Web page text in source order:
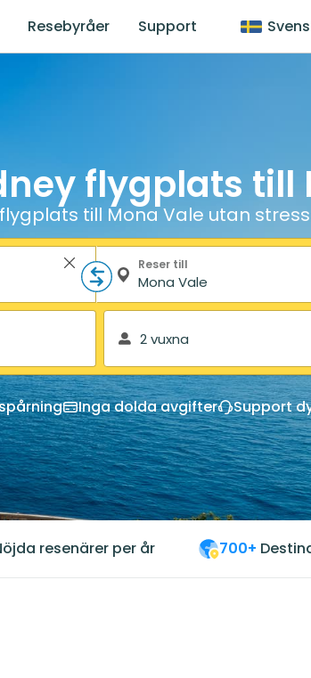
Resebyråer Support
flygplats till
till Mona Vale utan stress
Reser till
2 vuxna
Inga dolda avgifter Support
resenärer per år 700+